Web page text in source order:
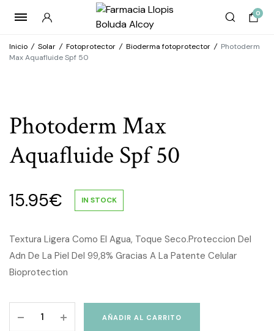
0
Inicio / Solar / Fotoprotector / Bioderma fotoprotector / Photoderm
Max Aquafluide Spf 50
Photoderm Max
Aquafluide Spf 50
15.95€ IN STOCK
Textura Ligera Como El Agua, Toque Seco.Proteccion Del
Adn De La Piel Del 99,8% Gracias A La Patente Celular
Bioprotection
Max
AÑADIR AL CARRITO